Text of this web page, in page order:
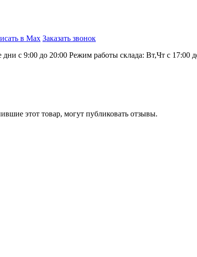
в Max Заказать звонок
дни с 9:00 до 20:00 Режим работы склада: Вт,Чт с 17:00
этот товар, могут публиковать отзывы.